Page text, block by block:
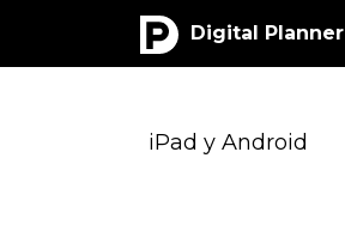
Digital Planner
iPad y Android